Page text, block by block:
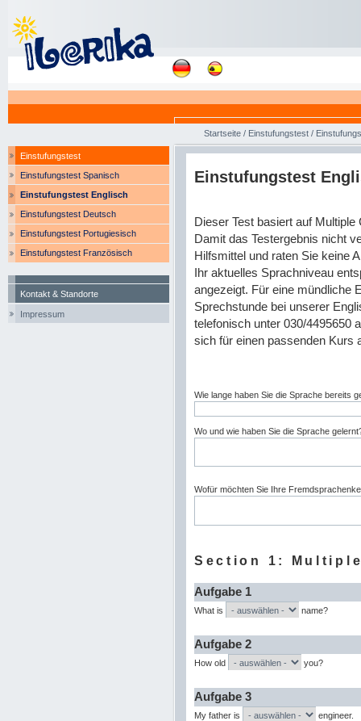
Einstufungstest
Einstufungstest Spanisch
Einstufungstest Englisch
Einstufungstest Deutsch
Einstufungstest Portugiesisch
Einstufungstest Französisch
Kontakt & Standorte
Impressum
Startseite / Einstufungstest /
Einstufungstest
Dieser Test basiert auf
Damit das Testergebnis nicht
Hilfsmittel und raten Sie keine
Ihr aktuelles Sprachniveau
angezeigt. Für eine mündliche
Sprechstunde bei unserer
telefonisch unter 030/4495650
sich für einen passenden Kurs
Wie lange haben Sie die Sprache bereits
Wo und wie haben Sie die Sprache
Wofür möchten Sie Ihre
Section 1:
Aufgabe 1
What is name?
Aufgabe 2
How old you?
Aufgabe 3
My father is engineer.